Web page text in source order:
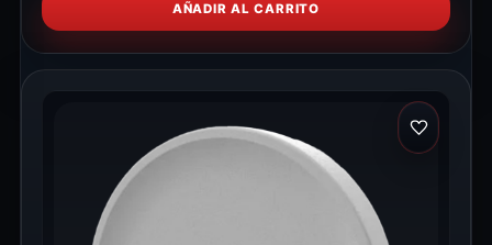
AÑADIR AL CARRITO